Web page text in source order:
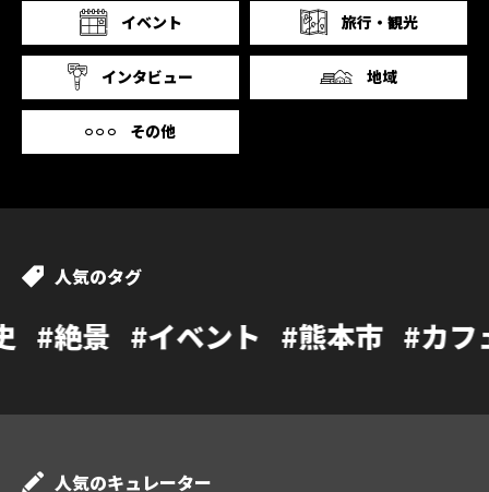
イベント 旅行・観光
インタビュー 地域
その他
人気のタグ
ベント #熊本市 #カフェ #温泉 #
人気のキュレーター